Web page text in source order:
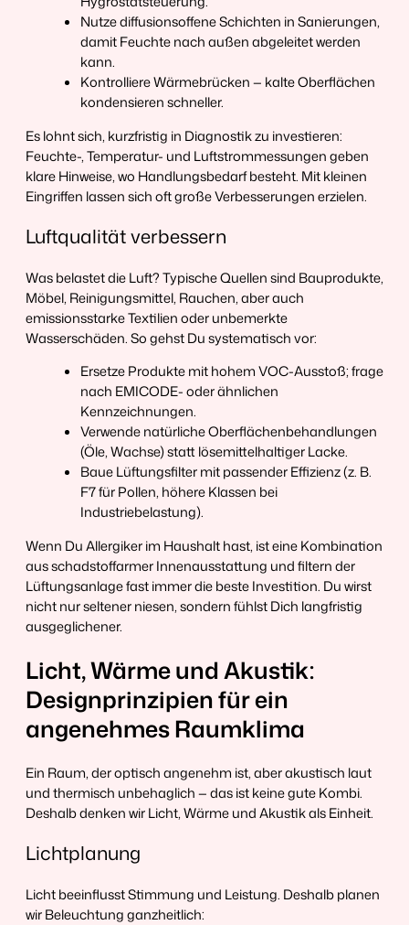
Nutze diffusionsoffene Schichten in Sanierungen,
damit Feuchte nach außen abgeleitet werden
kann.
Kontrolliere Wärmebrücken — kalte Oberflächen
kondensieren schneller.
Es lohnt sich, kurzfristig in Diagnostik zu investieren:
Feuchte-, Temperatur- und Luftstrommessungen geben
klare Hinweise, wo Handlungsbedarf besteht. Mit kleinen
Eingriffen lassen sich oft große Verbesserungen erzielen.
Luftqualität verbessern
Was belastet die Luft? Typische Quellen sind Bauprodukte,
Möbel, Reinigungsmittel, Rauchen, aber auch
emissionsstarke Textilien oder unbemerkte
Wasserschäden. So gehst Du systematisch vor:
Ersetze Produkte mit hohem VOC-Ausstoß; frage
nach EMICODE- oder ähnlichen
Kennzeichnungen.
Verwende natürliche Oberflächenbehandlungen
(Öle, Wachse) statt lösemittelhaltiger Lacke.
Baue Lüftungsfilter mit passender Effizienz (z. B.
F7 für Pollen, höhere Klassen bei
Industriebelastung).
Wenn Du Allergiker im Haushalt hast, ist eine Kombination
aus schadstoffarmer Innenausstattung und filtern der
Lüftungsanlage fast immer die beste Investition. Du wirst
nicht nur seltener niesen, sondern fühlst Dich langfristig
ausgeglichener.
Licht, Wärme und Akustik:
Designprinzipien für ein
angenehmes Raumklima
Ein Raum, der optisch angenehm ist, aber akustisch laut
und thermisch unbehaglich — das ist keine gute Kombi.
Deshalb denken wir Licht, Wärme und Akustik als Einheit.
Lichtplanung
Licht beeinflusst Stimmung und Leistung. Deshalb planen
wir Beleuchtung ganzheitlich: